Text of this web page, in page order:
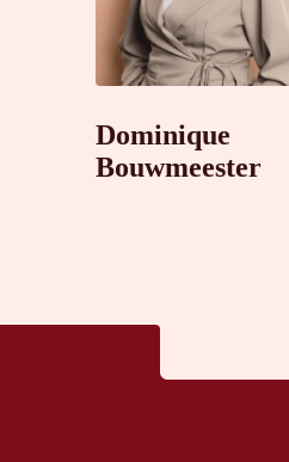
Dominique
Bouwmeester